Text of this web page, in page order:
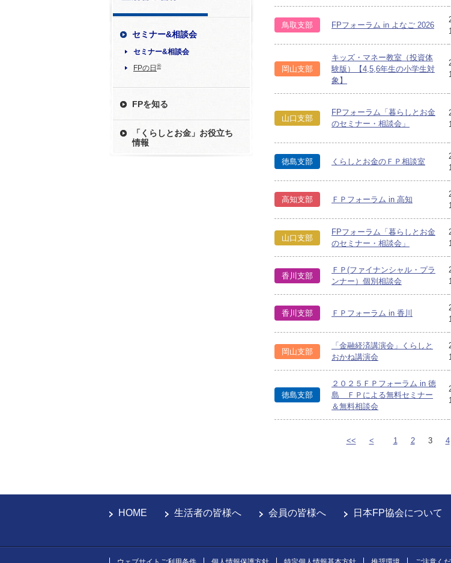
セミナー&相談会
セミナー&相談会
FPの日 ®
FPを知る
「くらしとお金」お役立ち
情報
鳥取支部 FPフォーラム in よなご 2026
岡山支部
キッズ・マネー教室（投資体
験版）【4,5,6年生の小学生対
象】
山口支部
FPフォーラム「暮らしとお金
のセミナー・相談会」
徳島支部 くらしとお金のＦＰ相談室
高知支部 ＦＰフォーラム in 高知
山口支部
FPフォーラム「暮らしとお金
のセミナー・相談会」
香川支部
ＦＰ(ファイナンシャル・プラ
ンナー）個別相談会
香川支部 ＦＰフォーラム in 香川
岡山支部
「金融経済講演会」くらしと
おかね講演会
徳島支部
２０２５ＦＰフォーラム in 徳
島 ＦＰによる無料セミナー
＆無料相談会
<< < 1 2 3 4
HOME 生活者の皆様へ 会員の皆様へ 日本FP協会について